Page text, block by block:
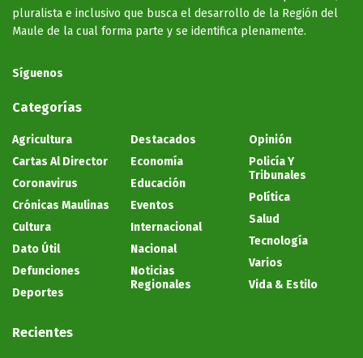
pluralista e inclusivo que busca el desarrollo de la Región del
Maule de la cual forma parte y se identifica plenamente.
Síguenos
Categorías
Agricultura
Cartas Al Director
Coronavirus
Crónicas Maulinas
Cultura
Dato Útil
Defunciones
Deportes
Destacados
Economía
Educación
Eventos
Internacional
Nacional
Noticias
Regionales
Opinión
Policía Y
Tribunales
Política
Salud
Tecnología
Varios
Vida & Estilo
Recientes